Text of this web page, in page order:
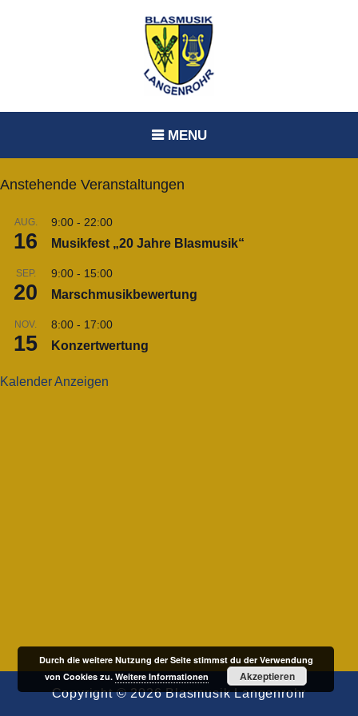
MENU
Anstehende Veranstaltungen
AUG.
16
9:00 - 22:00
Musikfest „20 Jahre Blasmusik“
SEP.
20
9:00 - 15:00
Marschmusikbewertung
NOV.
15
8:00 - 17:00
Konzertwertung
Kalender Anzeigen
Copyright © 2026Blasmusik Langenrohr
Durch die weitere Nutzung der Seite stimmst du der Verwendung
von Cookies zu.Weitere Informationen Akzeptieren